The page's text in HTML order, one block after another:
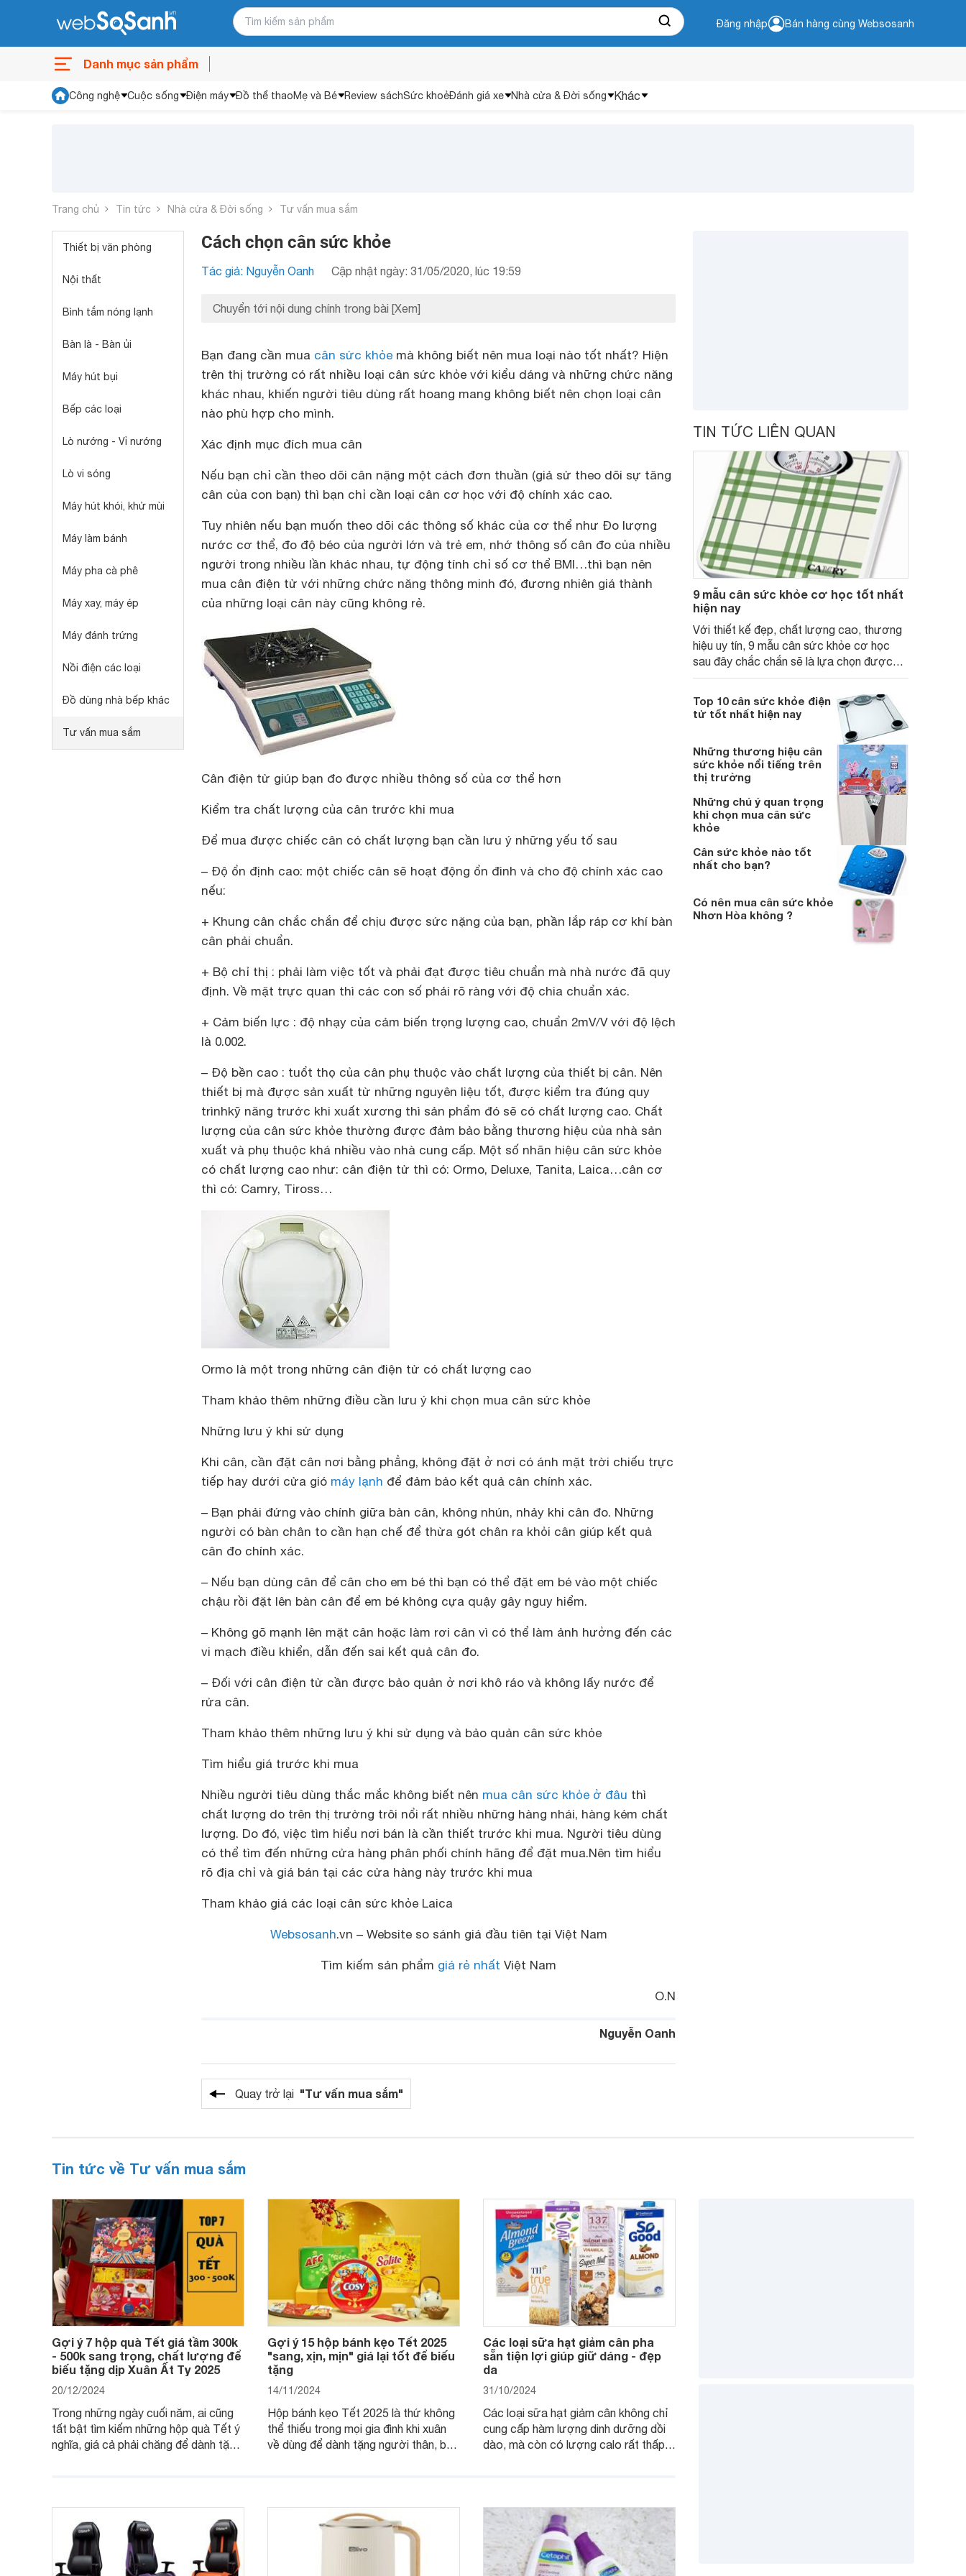
Đăng nhập Bán hàng cùng Websosanh
Danh mục sản phẩm
Công nghệ Cuộc sống Điện máy Đồ thể thaoMẹ và Bé Review sáchSức khoẻĐánh giá xe Nhà cửa & Đời sống Khác
Trang chủ Tin tức Nhà cửa & Đời sống Tư vấn mua sắm
Thiết bị văn phòng
Nội thất
Bình tắm nóng lạnh
Bàn là - Bàn ủi
Máy hút bụi
Bếp các loại
Lò nướng - Vỉ nướng
Lò vi sóng
Máy hút khói, khử mùi
Máy làm bánh
Máy pha cà phê
Máy xay, máy ép
Máy đánh trứng
Nồi điện các loại
Đồ dùng nhà bếp khác
Tư vấn mua sắm
Cách chọn cân sức khỏe
Tác giả: Nguyễn Oanh Cập nhật ngày: 31/05/2020, lúc 19:59
Chuyển tới nội dung chính trong bài [Xem]
Bạn đang cần mua cân sức khỏe mà không biết nên mua loại nào tốt nhất? Hiện
trên thị trường có rất nhiều loại cân sức khỏe với kiểu dáng và những chức năng
khác nhau, khiến người tiêu dùng rất hoang mang không biết nên chọn loại cân
nào phù hợp cho mình.
Xác định mục đích mua cân
Nếu bạn chỉ cần theo dõi cân nặng một cách đơn thuần (giả sử theo dõi sự tăng
cân của con bạn) thì bạn chỉ cần loại cân cơ học với độ chính xác cao.
Tuy nhiên nếu bạn muốn theo dõi các thông số khác của cơ thể như Đo lượng
nước cơ thể, đo độ béo của người lớn và trẻ em, nhớ thông số cân đo của nhiều
người trong nhiều lần khác nhau, tự động tính chỉ số cơ thể BMI…thì bạn nên
mua cân điện tử với những chức năng thông minh đó, đương nhiên giá thành
của những loại cân này cũng không rẻ.
Cân điện tử giúp bạn đo được nhiều thông số của cơ thể hơn
Kiểm tra chất lượng của cân trước khi mua
Để mua được chiếc cân có chất lượng bạn cần lưu ý những yếu tố sau
– Độ ổn định cao: một chiếc cân sẽ hoạt động ổn đinh và cho độ chính xác cao
nếu:
+ Khung cân chắc chắn để chịu được sức nặng của bạn, phần lắp ráp cơ khí bàn
cân phải chuẩn.
+ Bộ chỉ thị : phải làm việc tốt và phải đạt được tiêu chuẩn mà nhà nước đã quy
định. Về mặt trực quan thì các con số phải rõ ràng với độ chia chuẩn xác.
+ Cảm biến lực : độ nhạy của cảm biến trọng lượng cao, chuẩn 2mV/V với độ lệch
là 0.002.
– Độ bền cao : tuổt thọ của cân phụ thuộc vào chất lượng của thiết bị cân. Nên
thiết bị mà đựợc sản xuất từ những nguyên liệu tốt, được kiểm tra đúng quy
trìnhkỹ năng trước khi xuất xương thì sản phẩm đó sẽ có chất lượng cao. Chất
lượng của cân sức khỏe thường được đảm bảo bằng thương hiệu của nhà sản
xuất và phụ thuộc khá nhiều vào nhà cung cấp. Một số nhãn hiệu cân sức khỏe
có chất lượng cao như: cân điện tử thì có: Ormo, Deluxe, Tanita, Laica…cân cơ
thì có: Camry, Tiross…
Ormo là một trong những cân điện tử có chất lượng cao
Tham khảo thêm những điều cần lưu ý khi chọn mua cân sức khỏe
Những lưu ý khi sử dụng
Khi cân, cần đặt cân nơi bằng phẳng, không đặt ở nơi có ánh mặt trời chiếu trực
tiếp hay dưới cửa gió máy lạnh để đảm bảo kết quả cân chính xác.
– Bạn phải đứng vào chính giữa bàn cân, không nhún, nhảy khi cân đo. Những
người có bàn chân to cần hạn chế để thừa gót chân ra khỏi cân giúp kết quả
cân đo chính xác.
– Nếu bạn dùng cân để cân cho em bé thì bạn có thể đặt em bé vào một chiếc
chậu rồi đặt lên bàn cân để em bé không cựa quậy gây nguy hiểm.
– Không gõ mạnh lên mặt cân hoặc làm rơi cân vì có thể làm ảnh hưởng đến các
vi mạch điều khiển, dẫn đến sai kết quả cân đo.
– Đối với cân điện tử cần được bảo quản ở nơi khô ráo và không lấy nước để
rửa cân.
Tham khảo thêm những lưu ý khi sử dụng và bảo quản cân sức khỏe
Tìm hiểu giá trước khi mua
Nhiều người tiêu dùng thắc mắc không biết nên mua cân sức khỏe ở đâu thì
chất lượng do trên thị trường trôi nổi rất nhiều những hàng nhái, hàng kém chất
lượng. Do đó, việc tìm hiểu nơi bán là cần thiết trước khi mua. Người tiêu dùng
có thể tìm đến những cửa hàng phân phối chính hãng để đặt mua.Nên tìm hiểu
rõ địa chỉ và giá bán tại các cửa hàng này trước khi mua
Tham khảo giá các loại cân sức khỏe Laica
Websosanh.vn – Website so sánh giá đầu tiên tại Việt Nam
Tìm kiếm sản phẩm giá rẻ nhất Việt Nam
O.N
Nguyễn Oanh
Quay trở lại "Tư vấn mua sắm"
TIN TỨC LIÊN QUAN
9 mẫu cân sức khỏe cơ học tốt nhất
hiện nay
Với thiết kế đẹp, chất lượng cao, thương
hiệu uy tín, 9 mẫu cân sức khỏe cơ học
sau đây chắc chắn sẽ là lựa chọn được
ưu tiên nhất của bạn khi chọn mua cân
sức khỏe cho gia đình.
Top 10 cân sức khỏe điện
tử tốt nhất hiện nay
Những thương hiệu cân
sức khỏe nổi tiếng trên
thị trường
Những chú ý quan trọng
khi chọn mua cân sức
khỏe
Cân sức khỏe nào tốt
nhất cho bạn?
Có nên mua cân sức khỏe
Nhơn Hòa không ?
Tin tức về Tư vấn mua sắm
Gợi ý 7 hộp quà Tết giá tầm 300k
- 500k sang trọng, chất lượng để
biếu tặng dịp Xuân Ất Tỵ 2025
20/12/2024
Trong những ngày cuối năm, ai cũng
tất bật tìm kiếm những hộp quà Tết ý
nghĩa, giá cả phải chăng để dành tặng
- 500k đẹp mắt nhé.
Gợi ý 15 hộp bánh kẹo Tết 2025
"sang, xịn, mịn" giá lại tốt để biếu
tặng
14/11/2024
Hộp bánh kẹo Tết 2025 là thứ không
thể thiếu trong mọi gia đình khi xuân
về dùng để dành tặng người thân, bạn
2025 mới vừa sang, giá vừa hợp lý để
mua sắm cuối năm.
Các loại sữa hạt giảm cân pha
sẵn tiện lợi giúp giữ dáng - đẹp
da
31/10/2024
Các loại sữa hạt giảm cân không chỉ
cung cấp hàm lượng dinh dưỡng dồi
dào, mà còn có lượng calo rất thấp
tiên hàng đầu, cùng tham khảo ngay!